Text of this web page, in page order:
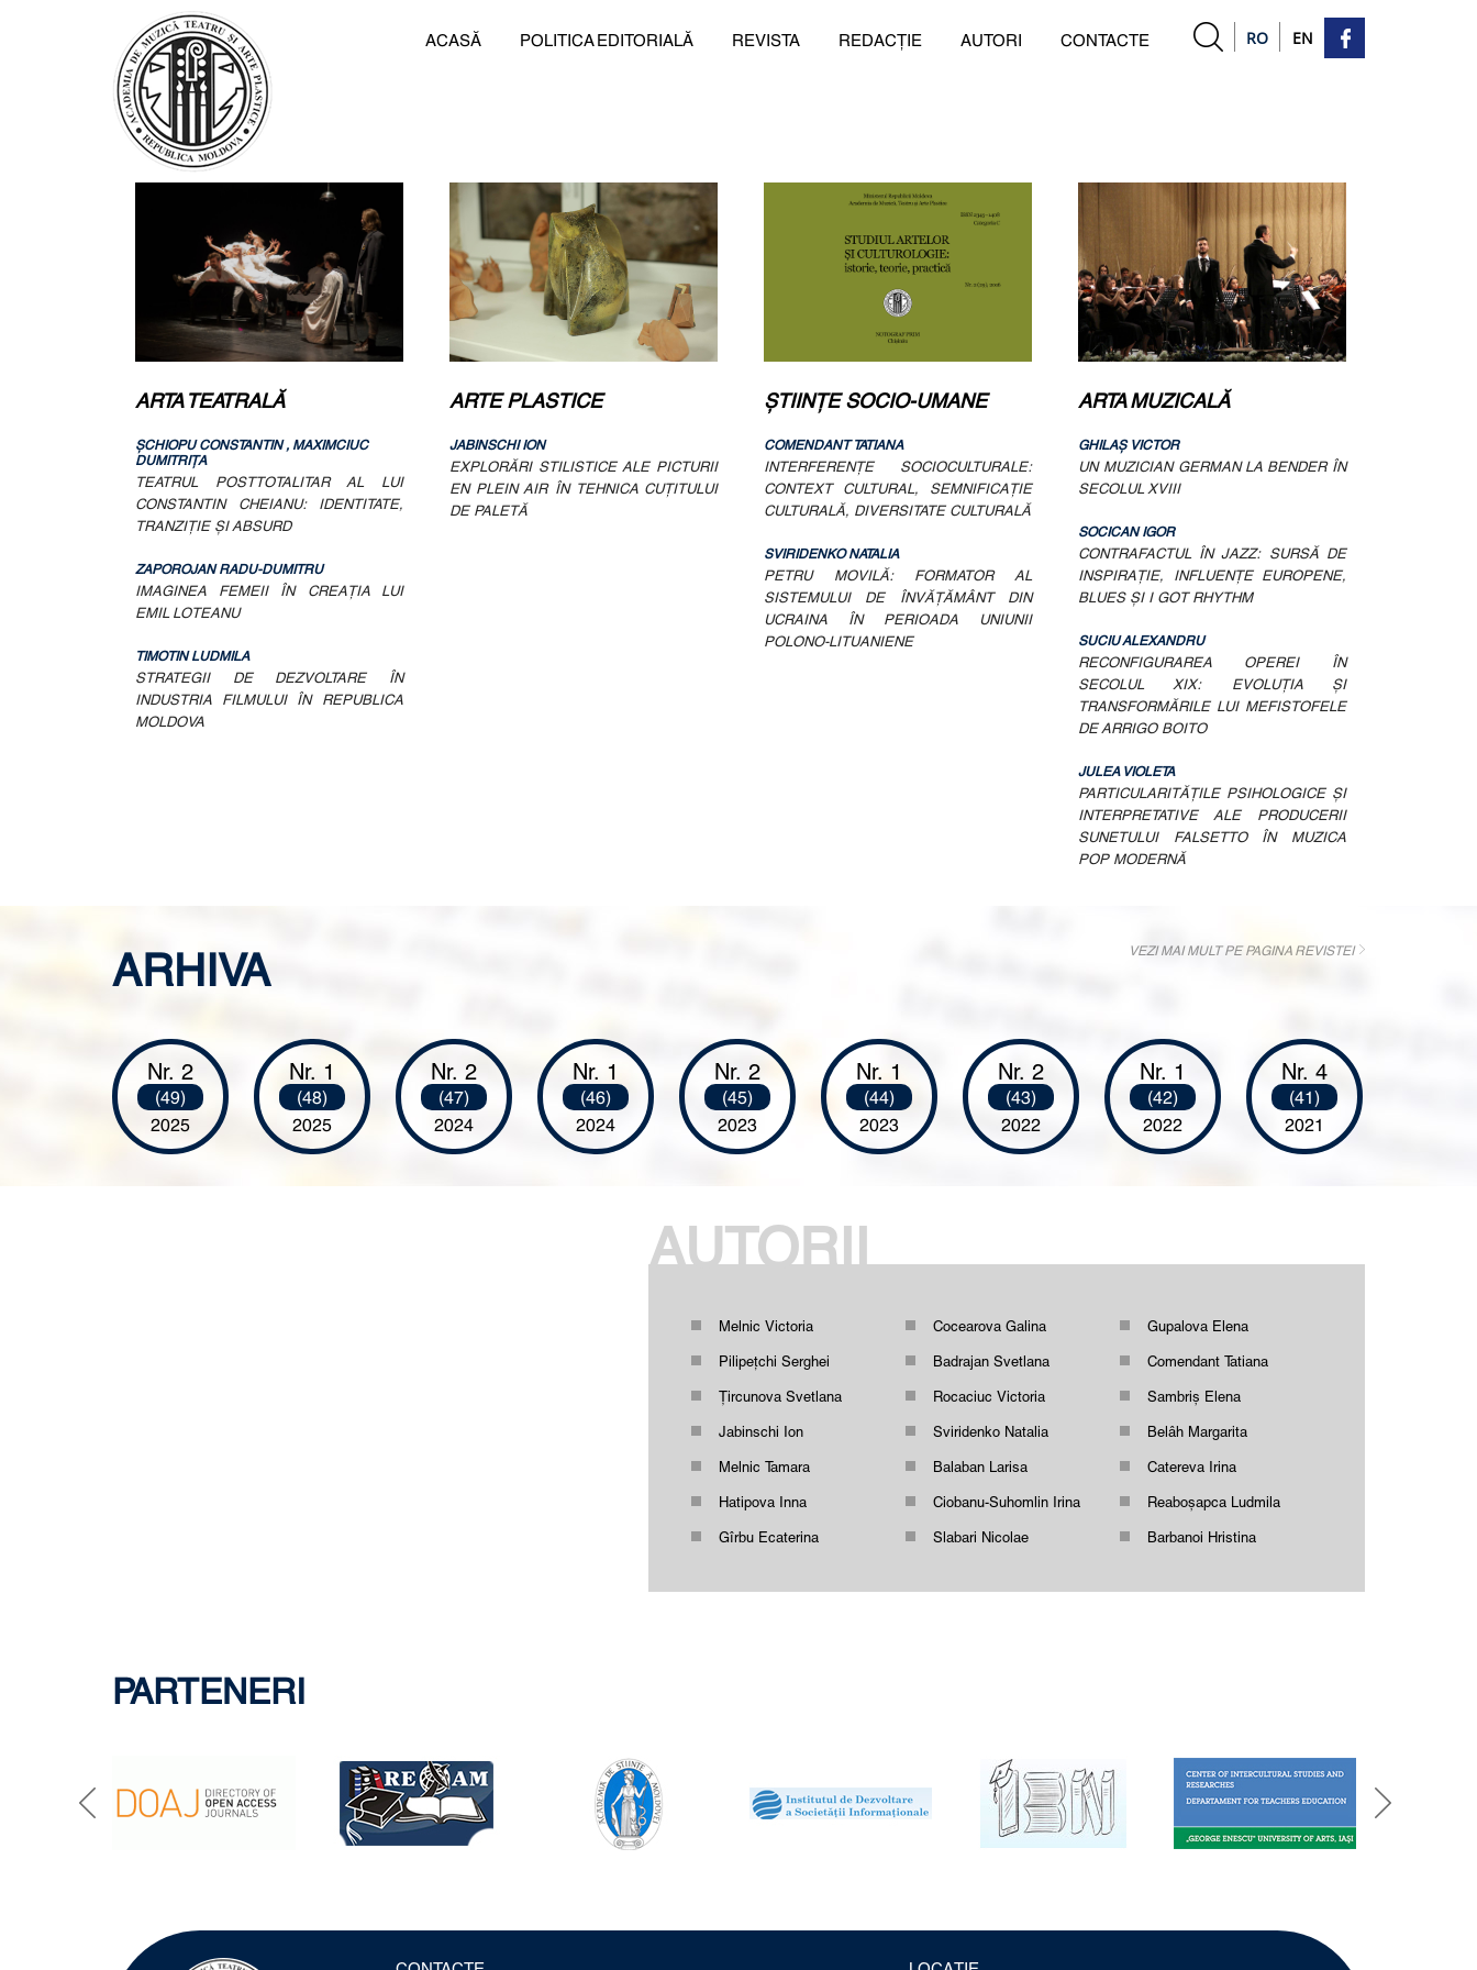
RO EN
ACASĂ POLITICA EDITORIALĂ REVISTA REDACȚIE AUTORI CONTACTE
ARTA TEATRALĂ
ŞCHIOPU CONSTANTIN , MAXIMCIUC
DUMITRIȚA
TEATRUL POSTTOTALITAR AL LUI
CONSTANTIN CHEIANU: IDENTITATE,
TRANZIŢIE ŞI ABSURD
ZAPOROJAN RADU-DUMITRU
IMAGINEA FEMEII ÎN CREAŢIA LUI
EMIL LOTEANU
TIMOTIN LUDMILA
STRATEGII DE DEZVOLTARE ÎN
INDUSTRIA FILMULUI ÎN REPUBLICA
MOLDOVA
ARTE PLASTICE
JABINSCHI ION
EXPLORĂRI STILISTICE ALE PICTURII
EN PLEIN AIR ÎN TEHNICA CUŢITULUI
DE PALETĂ
ȘTIINȚE SOCIO-UMANE
COMENDANT TATIANA
INTERFERENŢE SOCIOCULTURALE:
CONTEXT CULTURAL, SEMNIFICAŢIE
CULTURALĂ, DIVERSITATE CULTURALĂ
SVIRIDENKO NATALIA
PETRU MOVILĂ: FORMATOR AL
SISTEMULUI DE ÎNVĂŢĂMÂNT DIN
UCRAINA ÎN PERIOADA UNIUNII
POLONO-LITUANIENE
ARTA MUZICALĂ
GHILAŞ VICTOR
UN MUZICIAN GERMAN LA BENDER ÎN
SECOLUL XVIII
SOCICAN IGOR
CONTRAFACTUL ÎN JAZZ: SURSĂ DE
INSPIRAŢIE, INFLUENŢE EUROPENE,
BLUES ŞI I GOT RHYTHM
SUCIU ALEXANDRU
RECONFIGURAREA OPEREI ÎN
SECOLUL XIX: EVOLUŢIA ŞI
TRANSFORMĂRILE LUI MEFISTOFELE
DE ARRIGO BOITO
JULEA VIOLETA
PARTICULARITĂŢILE PSIHOLOGICE ŞI
INTERPRETATIVE ALE PRODUCERII
SUNETULUI FALSETTO ÎN MUZICA
POP MODERNĂ
ARHIVA VEZI MAI MULT PE PAGINA REVISTEI
Nr. 2
(49)
2025
Nr. 1
(48)
2025
Nr. 2
(47)
2024
Nr. 1
(46)
2024
Nr. 2
(45)
2023
Nr. 1
(44)
2023
Nr. 2
(43)
2022
Nr. 1
(42)
2022
Nr. 4
(41)
2021
AUTORII
Melnic Victoria Cocearova Galina
Gupalova Elena
Pilipețchi Serghei
Badrajan Svetlana
Comendant Tatiana
Ţircunova Svetlana
Rocaciuc Victoria
Sambriș Elena
Jabinschi Ion
Sviridenko Natalia
Belâh Margarita
Melnic Tamara
Balaban Larisa
Catereva Irina
Hatipova Inna
Ciobanu-Suhomlin Irina
Reaboşapca Ludmila
Gîrbu Ecaterina
Slabari Nicolae
Barbanoi Hristina
Mamalâga Marina
Vitiuc Alexandr
Olărescu Dumitru
Coadă Tatiana
Aderov Viorica
Starţev Ala
Grib Vitalie
PARTENERI